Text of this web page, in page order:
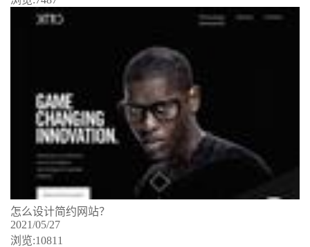
怎么设计简约网站？
2021/05/27
浏览:10811